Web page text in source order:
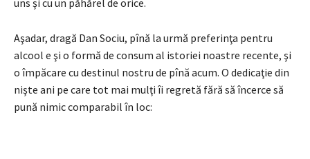
Aşadar, dragă Dan Sociu, pînă la urmă preferinţa pentru
alcool e şi o formă de consum al istoriei noastre recente, şi
o împăcare cu destinul nostru de pînă acum. O dedicaţie din
nişte ani pe care tot mai mulţi îi regretă fără să încerce să
pună nimic comparabil în loc: